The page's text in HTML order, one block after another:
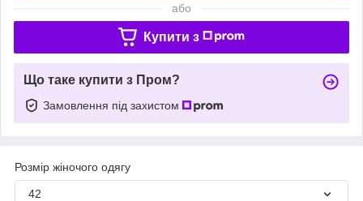
або
Купити з
Що таке купити з Пром?
Замовлення під захистом
Розмір жіночого одягу
42